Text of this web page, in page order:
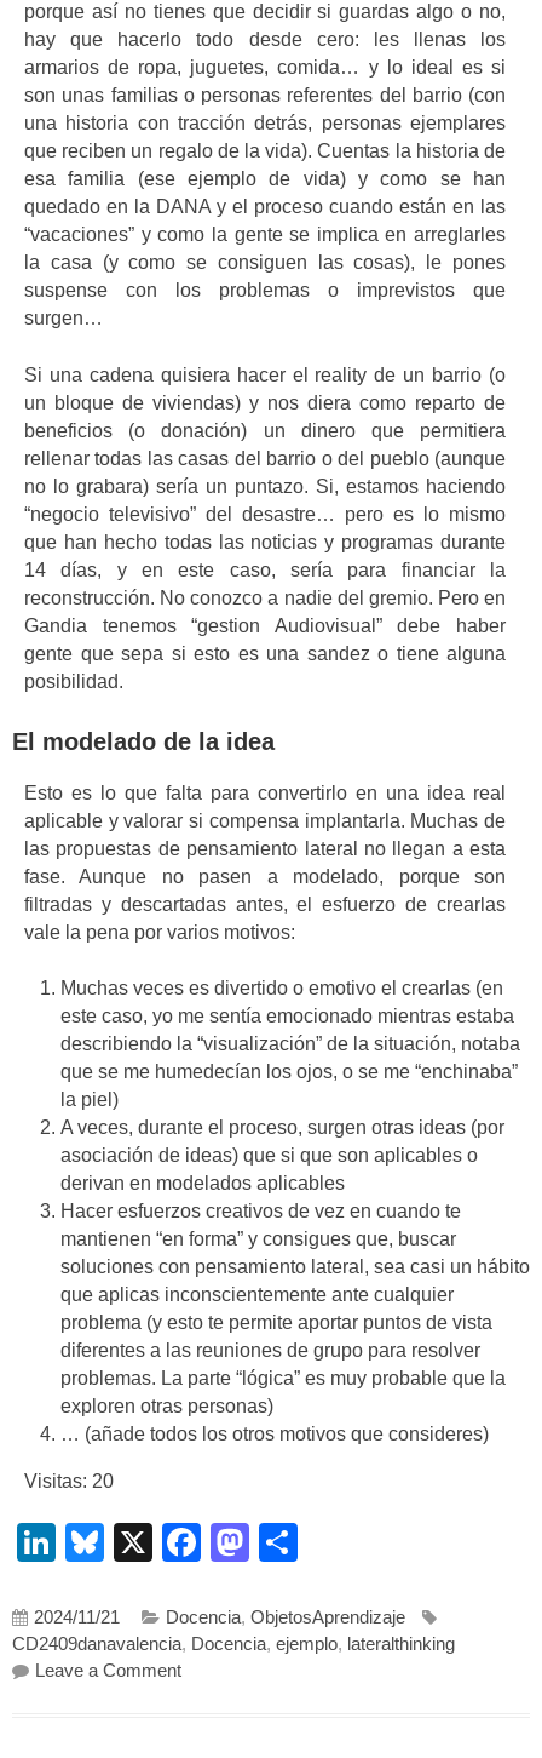
porque así no tienes que decidir si guardas algo o no,
hay que hacerlo todo desde cero: les llenas los
armarios de ropa, juguetes, comida… y lo ideal es si
son unas familias o personas referentes del barrio (con
una historia con tracción detrás, personas ejemplares
que reciben un regalo de la vida). Cuentas la historia de
esa familia (ese ejemplo de vida) y como se han
quedado en la DANA y el proceso cuando están en las
“vacaciones” y como la gente se implica en arreglarles
la casa (y como se consiguen las cosas), le pones
suspense con los problemas o imprevistos que
surgen…
Si una cadena quisiera hacer el reality de un barrio (o
un bloque de viviendas) y nos diera como reparto de
beneficios (o donación) un dinero que permitiera
rellenar todas las casas del barrio o del pueblo (aunque
no lo grabara) sería un puntazo. Si, estamos haciendo
“negocio televisivo” del desastre… pero es lo mismo
que han hecho todas las noticias y programas durante
14 días, y en este caso, sería para financiar la
reconstrucción. No conozco a nadie del gremio. Pero en
Gandia tenemos “gestion Audiovisual” debe haber
gente que sepa si esto es una sandez o tiene alguna
posibilidad.
El modelado de la idea
Esto es lo que falta para convertirlo en una idea real
aplicable y valorar si compensa implantarla. Muchas de
las propuestas de pensamiento lateral no llegan a esta
fase. Aunque no pasen a modelado, porque son
filtradas y descartadas antes, el esfuerzo de crearlas
vale la pena por varios motivos:
Muchas veces es divertido o emotivo el crearlas (en
este caso, yo me sentía emocionado mientras estaba
describiendo la “visualización” de la situación, notaba
que se me humedecían los ojos, o se me “enchinaba”
la piel)
A veces, durante el proceso, surgen otras ideas (por
asociación de ideas) que si que son aplicables o
derivan en modelados aplicables
Hacer esfuerzos creativos de vez en cuando te
mantienen “en forma” y consigues que, buscar
soluciones con pensamiento lateral, sea casi un hábito
que aplicas inconscientemente ante cualquier
problema (y esto te permite aportar puntos de vista
diferentes a las reuniones de grupo para resolver
problemas. La parte “lógica” es muy probable que la
exploren otras personas)
… (añade todos los otros motivos que consideres)
Visitas: 20
LinkedIn
Bluesky
X Facebook
Mastodon
2024/11/21 Docencia, ObjetosAprendizaje
CD2409danavalencia, Docencia, ejemplo, lateralthinking
Leave a Commenton Ejemplo de pensamiento lateral aplicado